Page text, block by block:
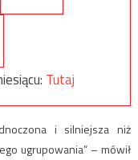
Tutaj
i silniejsza niż
ugrupowania” – mówił